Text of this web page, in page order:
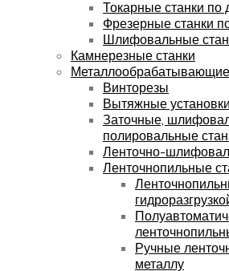
Токарные станки по
Фрезерные станки
Шлифовальные
Камнерезные станки
Металлообрабатывающие
Винторезы
Вытяжные
Заточные,
полировальные
Ленточно-
Ленточнопильные
Ручные
металлу